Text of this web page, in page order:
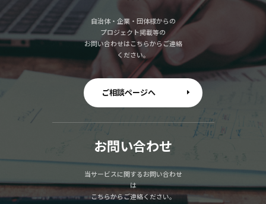
自治体・企業・団体様からの
プロジェクト掲載等の
お問い合わせはこちらからご連絡
ください。
ご相談ページへ
お問い合わせ
当サービスに関するお問い合わせ
は
こちらからご連絡ください。